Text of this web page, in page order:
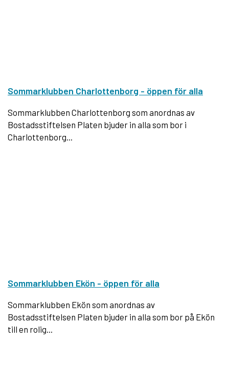
Sommarklubben Charlottenborg - öppen för alla
Sommarklubben Charlottenborg som anordnas av
Bostadsstiftelsen Platen bjuder in alla som bor i
Charlottenborg...
Sommarklubben Ekön - öppen för alla
Sommarklubben Ekön som anordnas av
Bostadsstiftelsen Platen bjuder in alla som bor på Ekön
till en rolig...